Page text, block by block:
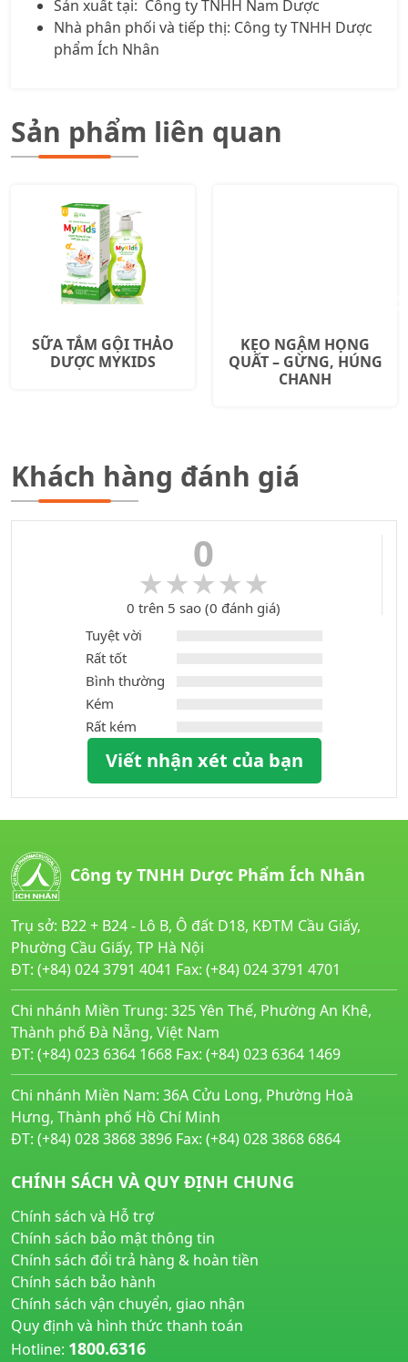
Sản xuất tại: Công ty TNHH Nam Dược
Nhà phân phối và tiếp thị: Công ty TNHH Dược
phẩm Ích Nhân
Sản phẩm liên quan
SỮA TẮM GỘI THẢO
DƯỢC MYKIDS
KẸO NGẬM HỌNG
QUẤT – GỪNG, HÚNG
CHANH
Khách hàng đánh giá
0
★★★★★
★★★★★
0 trên 5 sao (0 đánh giá)
Tuyệt vời
Rất tốt
Bình thường
Kém
Rất kém
Viết nhận xét của bạn
Công ty TNHH Dược Phẩm Ích Nhân
Trụ sở: B22 + B24 - Lô B, Ô đất D18, KĐTM Cầu Giấy,
Phường Cầu Giấy, TP Hà Nội
ĐT: (+84) 024 3791 4041 Fax: (+84) 024 3791 4701
Chi nhánh Miền Trung: 325 Yên Thế, Phường An Khê,
Thành phố Đà Nẵng, Việt Nam
ĐT: (+84) 023 6364 1668 Fax: (+84) 023 6364 1469
Chi nhánh Miền Nam: 36A Cửu Long, Phường Hoà
Hưng, Thành phố Hồ Chí Minh
ĐT: (+84) 028 3868 3896 Fax: (+84) 028 3868 6864
CHÍNH SÁCH VÀ QUY ĐỊNH CHUNG
Chính sách và Hỗ trợ
Chính sách bảo mật thông tin
Chính sách đổi trả hàng & hoàn tiền
Chính sách bảo hành
Chính sách vận chuyển, giao nhận
Quy định và hình thức thanh toán
Hotline: 1800.6316